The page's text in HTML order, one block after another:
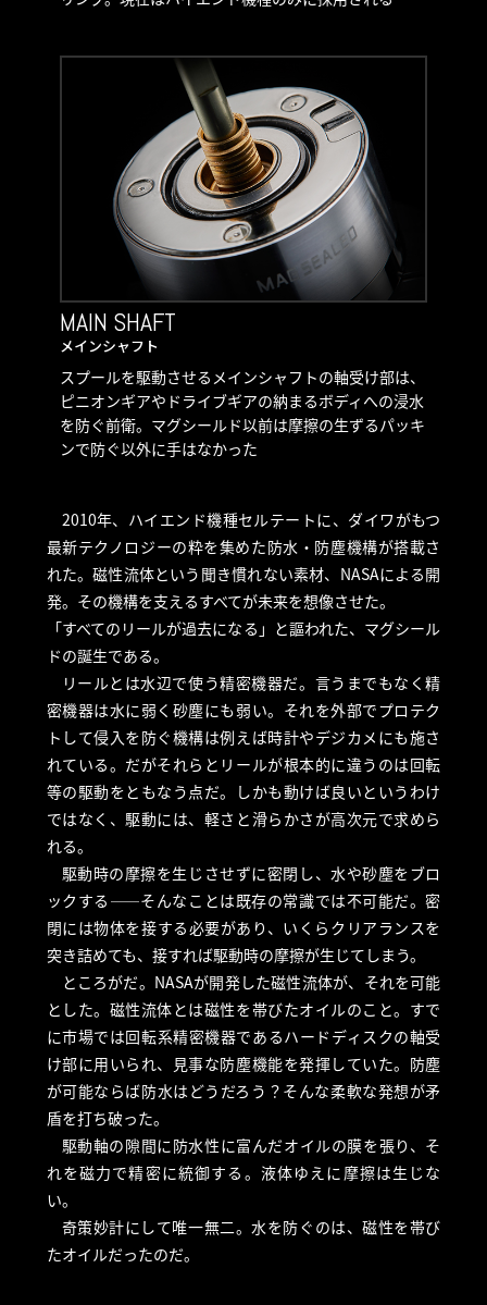
MAIN SHAFT
メインシャフト
スプールを駆動させるメインシャフトの軸受け部は、
ピニオンギアやドライブギアの納まるボディへの浸水
を防ぐ前衛。マグシールド以前は摩擦の生ずるパッキ
ンで防ぐ以外に手はなかった
2010年、ハイエンド機種セルテートに、ダイワがもつ
最新テクノロジーの粋を集めた防水・防塵機構が搭載さ
れた。磁性流体という聞き慣れない素材、NASAによる開
発。その機構を支えるすべてが未来を想像させた。
「すべてのリールが過去になる」と謳われた、マグシール
ドの誕生である。
リールとは水辺で使う精密機器だ。言うまでもなく精
密機器は水に弱く砂塵にも弱い。それを外部でプロテク
トして侵入を防ぐ機構は例えば時計やデジカメにも施さ
れている。だがそれらとリールが根本的に違うのは回転
等の駆動をともなう点だ。しかも動けば良いというわけ
ではなく、駆動には、軽さと滑らかさが高次元で求めら
れる。
駆動時の摩擦を生じさせずに密閉し、水や砂塵をブロ
ックする――そんなことは既存の常識では不可能だ。密
閉には物体を接する必要があり、いくらクリアランスを
突き詰めても、接すれば駆動時の摩擦が生じてしまう。
ところがだ。NASAが開発した磁性流体が、それを可能
とした。磁性流体とは磁性を帯びたオイルのこと。すで
に市場では回転系精密機器であるハードディスクの軸受
け部に用いられ、見事な防塵機能を発揮していた。防塵
が可能ならば防水はどうだろう？そんな柔軟な発想が矛
盾を打ち破った。
駆動軸の隙間に防水性に富んだオイルの膜を張り、そ
れを磁力で精密に統御する。液体ゆえに摩擦は生じな
い。
奇策妙計にして唯一無二。水を防ぐのは、磁性を帯び
たオイルだったのだ。